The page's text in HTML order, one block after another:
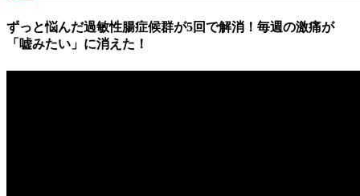
ずっと悩んだ過敏性腸症候群が5回で解消！毎週の激痛が
「嘘みたい」に消えた！